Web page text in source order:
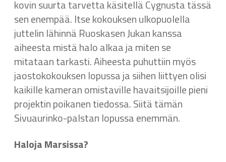
kovin suurta tarvetta käsitellä Cygnusta tässä
sen enempää. Itse kokouksen ulkopuolella
juttelin lähinnä Ruoskasen Jukan kanssa
aiheesta mistä halo alkaa ja miten se
mitataan tarkasti. Aiheesta puhuttiin myös
jaostokokouksen lopussa ja siihen liittyen olisi
kaikille kameran omistaville havaitsijoille pieni
projektin poikanen tiedossa. Siitä tämän
Sivuaurinko-palstan lopussa enemmän.
Haloja Marsissa?